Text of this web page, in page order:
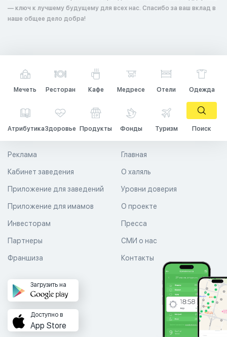
— ключ к лучшему будущему для всех нас. Спасибо за ваш вклад в
наше общее дело добра!
Мечеть Ресторан Кафе Медресе Отели Одежда
АтрибутикаЗдоровье Продукты Фонды Туризм Поиск
Главная
О халяль
Уровни доверия
Реклама
Кабинет заведения
Приложение для заведений
Приложение для имамов О проекте
Пресса
СМИ о нас
Контакты
Инвесторам
Партнеры
Франшиза
Загрузить на
Доступно в
App Store